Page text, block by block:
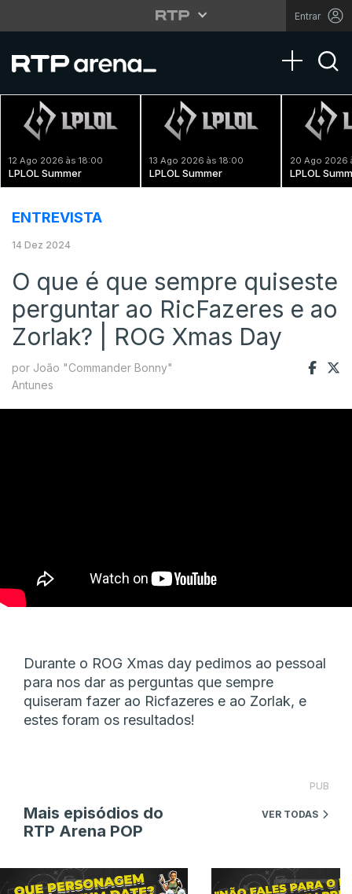
Entrar
Toggle
12 Ago 2026 às 18:00
LPLOL Summer
13 Ago 2026 às 18:00
LPLOL Summer
20 Ago 2026
LPLOL
ENTREVISTA
14 Dez 2024
O que é que sempre quiseste
perguntar ao ‪RicFazeres‬ e ao
‪Zorlak? | ROG Xmas Day
por João "Commander Bonny"
Antunes
Durante o ROG Xmas day pedimos ao pessoal
para nos dar as perguntas que sempre
quiseram fazer ao Ricfazeres e ao Zorlak, e
estes foram os resultados!
PUB
Mais episódios do
RTP Arena POP
VER TODAS